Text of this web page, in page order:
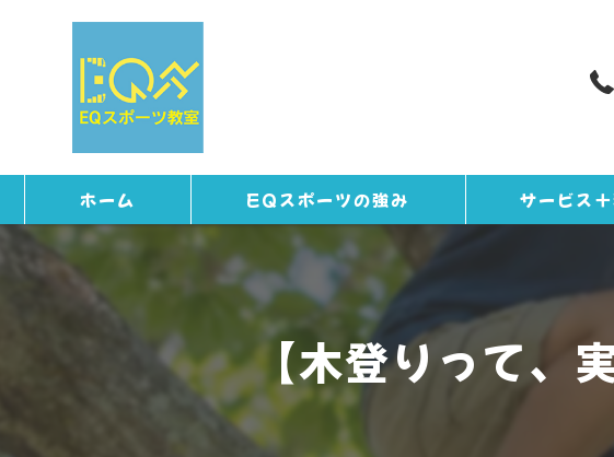
ホーム EQスポーツの強み サービス
ギャラリー
スタッフ紹介
【木登りって、